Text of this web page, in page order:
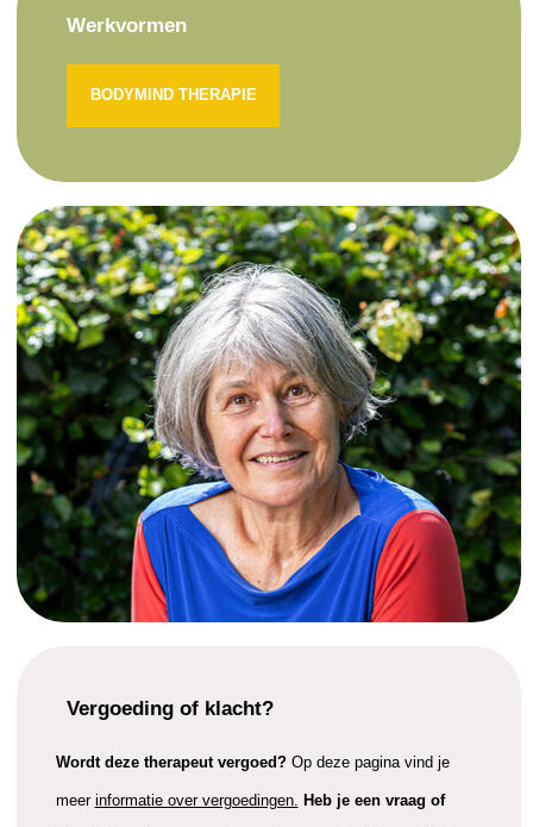
Werkvormen
BODYMIND THERAPIE
Vergoeding of klacht?
Wordt deze therapeut vergoed?Op deze pagina vind je
meer informatie over vergoedingen. Heb je een vraag of